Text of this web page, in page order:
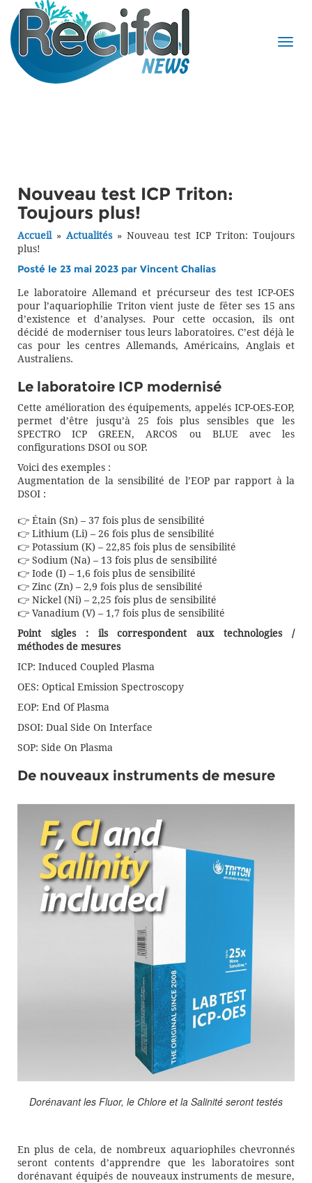
Nouveau test ICP Triton:
Toujours plus!
Accueil» Actualités» Nouveau test ICP Triton: Toujours
plus!
Posté le 23 mai 2023 par Vincent Chalias
Le laboratoire Allemand et précurseur des test ICP-OES
pour l’aquariophilie Triton vient juste de fêter ses 15 ans
d’existence et d’analyses. Pour cette occasion, ils ont
décidé de moderniser tous leurs laboratoires. C’est déjà le
cas pour les centres Allemands, Américains, Anglais et
Australiens.
Le laboratoire ICP modernisé
Cette amélioration des équipements, appelés ICP-OES-EOP,
permet d’être jusqu’à 25 fois plus sensibles que les
SPECTRO ICP GREEN, ARCOS ou BLUE avec les
configurations DSOI ou SOP.⁠
Voici des exemples : ⁠
Augmentation de la sensibilité de l’EOP par rapport à la
DSOI : ⁠
👉 Étain (Sn) – 37 fois plus de sensibilité⁠
👉 Lithium (Li) – 26 fois plus de sensibilité⁠
👉 Potassium (K) – 22,85 fois plus de sensibilité⁠
👉 Sodium (Na) – 13 fois plus de sensibilité⁠
👉 Iode (I) – 1,6 fois plus de sensibilité⁠
👉 Zinc (Zn) – 2,9 fois plus de sensibilité⁠
👉 Nickel (Ni) – 2,25 fois plus de sensibilité⁠
👉 Vanadium (V) – 1,7 fois plus de sensibilité⁠
Point sigles : ils correspondent aux technologies /
méthodes de mesures
⁠ICP: Induced Coupled Plasma
OES: Optical Emission Spectroscopy
EOP: End Of Plasma
DSOI: Dual Side On Interface
SOP: Side On Plasma
De nouveaux instruments de mesure
Dorénavant les Fluor, le Chlore et la Salinité seront testés
En plus de cela, de nombreux aquariophiles chevronnés
seront contents d’apprendre que les laboratoires sont
dorénavant équipés de nouveaux instruments de mesure,